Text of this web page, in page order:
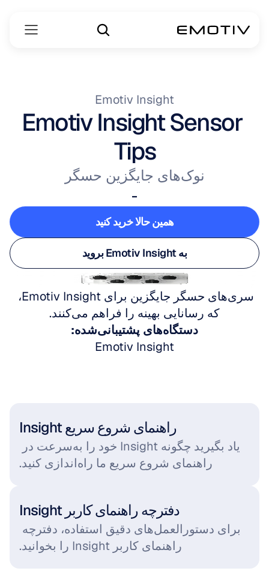
Emotiv Insight
Emotiv Insight Sensor
Tips
نوک‌های جایگزین حسگر
-
همین حالا خرید کنید
همین حالا خرید کنید
به Emotiv Insight بروید
به Emotiv Insight بروید
که رسانایی بهینه را فراهم می‌کنند.
دستگاه‌های پشتیبانی‌شده:
Emotiv Insight
Insight راهنمای شروع سریع
راهنمای شروع سریع ما راه‌اندازی کنید.
دفترچه راهنمای کاربر Insight
راهنمای کاربر Insight را بخوانید.